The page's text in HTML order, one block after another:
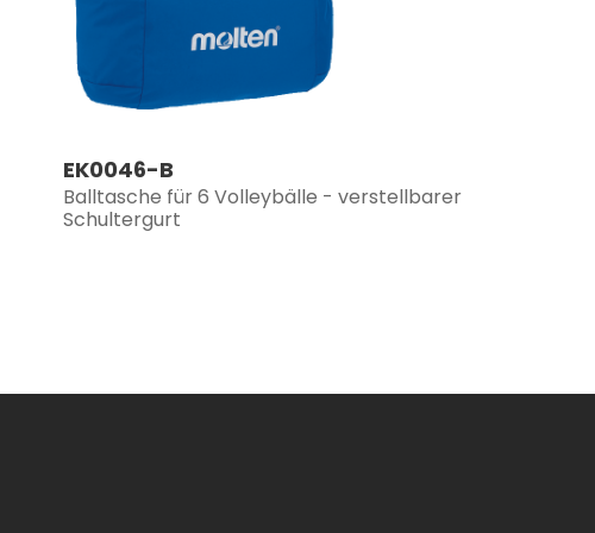
EK0046-B
Balltasche für 6 Volleybälle - verstellbarer
Schultergurt